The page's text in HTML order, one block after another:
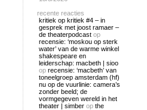
recente reacties
kritiek op kritiek #4 – in
gesprek met joost ramaer –
de theaterpodcast op
recensie: ‘moskou op sterk
water’ van de warme winkel
shakespeare en
leiderschap: macbeth | sioo
op recensie: ‘macbeth’ van
toneelgroep amsterdam (hf)
nu op de vuurlinie: camera’s
zonder beeld; de
vormgegeven wereld in het
theater | simber op the